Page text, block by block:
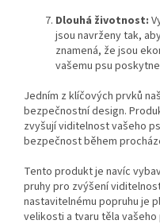
Dlouhá životnost:
jsou navrženy tak,
znamená, že jsou
vašemu psu
Jedním z klíčových prvků
bezpečnostní design.
zvyšují viditelnost vašeho
bezpečnost během
Tento produkt je navíc
pruhy pro zvýšení
nastavitelnému popruhu je
velikosti a tvaru těla vašeho